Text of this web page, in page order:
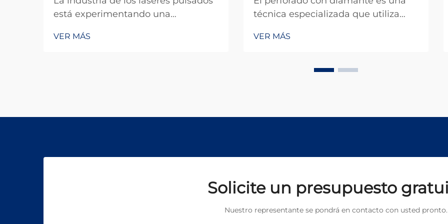
está experimentando una
que los fabricantes y los usuarios
VER MÁS
técnica especializada que utiliza
para penetrar materiales duros con
excepcionales. Este método se ha
VER MÁS
Solicite un presupuesto
Nuestro representante se pondrá en contacto con usted pronto.